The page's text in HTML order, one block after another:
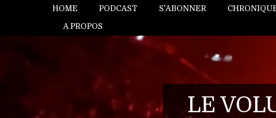
HOME PODCAST S'ABONNER
A PROPOS
LE